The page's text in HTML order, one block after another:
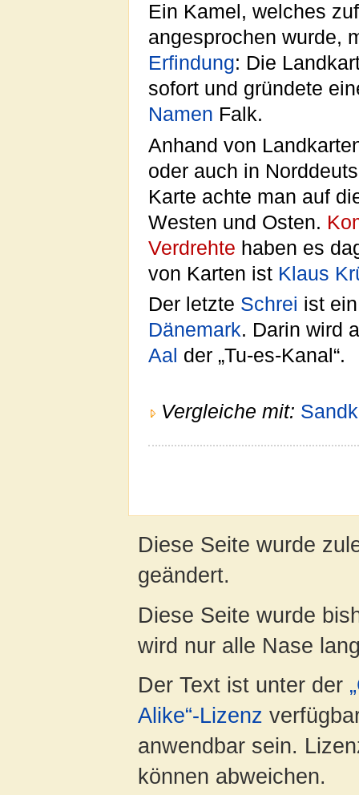
Ein Kamel, welches
angesprochen wurde,
Erfindung: Die
sofort und gründete
Namen Falk.
Anhand von
oder auch in
Karte achte man auf
Westen und Osten.
Verdrehte haben es
von Karten ist Klaus
Der letzte Schrei ist
Dänemark. Darin wird
Aal der „Tu-es-Kanal“.
Vergleiche mit:
Diese Seite wurde
geändert.
Diese Seite wurde
wird nur alle Nase
Der Text ist unter der
Alike“-Lizenz
anwendbar sein.
können abweichen.